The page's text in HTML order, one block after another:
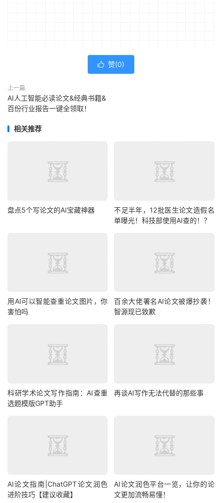
 赞(0)
上一篇
AI人工智能必读论文&经典书籍&
百份行业报告一键全领取！
相关推荐
盘点5个写论文的AI宝藏神器
不足半年，12批医生论文造假名
单曝光！科技部使用AI查的！？
用AI可以智能查重论文图片，你
害怕吗
百余大佬署名AI论文被爆抄袭！
智源现已致歉
科研学术论文写作指南：AI查重
选题模版GPT助手
再谈AI写作无法代替的那些事
AI论文指南|ChatGPT论文润色
进阶技巧【建议收藏】
AI论文润色平台一览，让你的论
文更加流畅易懂！